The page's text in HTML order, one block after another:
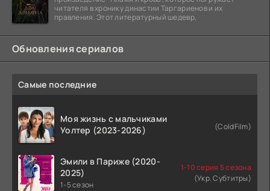
читателя в хронику династии Таргариенов и их
правления. Этот литературный шедевр,
Обновления сериалов
Самые последние
Моя жизнь с мальчиками
Уолтер (2023-2026)
(ColdFilm)
Эмили в Париже (2020-
2025)
1-5 сезон
1-10 серия 5 сезона
(Укр. Субтитры)